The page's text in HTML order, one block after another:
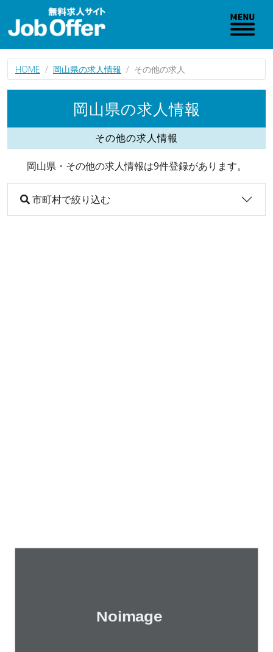
HOME 岡山県の求人情報 その他の求人
岡山県の求人情報
その他の求人情報
岡山県・その他の求人情報は9件登録があります。
市町村で絞り込む